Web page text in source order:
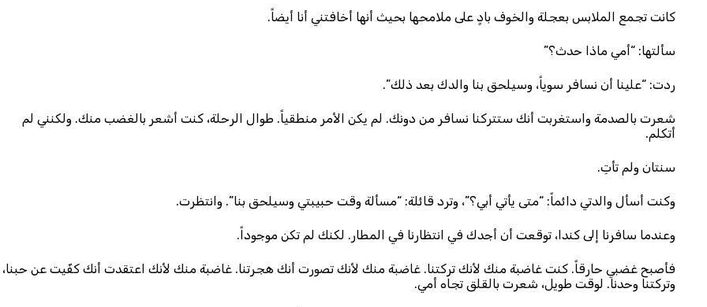
كانت تجمع الملابس بعجلة والخوف بادٍ على ملامحها بحيث أنها أخافتني أنا أيضاً.
سألتها: “أمي ماذا حدث؟”
ردت: “علينا أن نسافر سوياً، وسيلحق بنا والدك بعد ذلك”.
شعرت بالصدمة واستغربت أنك ستتركنا نسافر من دونك. لم يكن الأمر منطقياً. طوال الرحلة، كنت أشعر بالغضب منك. ولكنني لم
أتكلم.
سنتان ولم تأتِ.
وكنت أسأل والدتي دائماً: “متى يأتي أبي؟”، وترد قائلة: “مسألة وقت حبيبتي وسيلحق بنا”. وانتظرت.
وعندما سافرنا إلى كندا، توقعت أن أجدك في انتظارنا في المطار. لكنك لم تكن موجوداً.
فأصبح غضبي حارقاً. كنت غاضبة منك لأنك تركتنا. غاضبة منك لأنك تصورت أنك هجرتنا. غاضبة منك لأنك اعتقدت أنك كفّيت عن حبنا،
وتركتنا وحدنا. لوقت طويل، شعرت بالقلق تجاه أمي.